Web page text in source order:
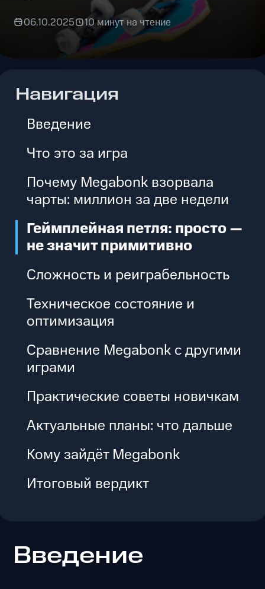
06.10.2025 10 минут на чтение
Навигация
Введение
Что это за игра
Почему Megabonk взорвала
чарты: миллион за две недели
Геймплейная петля: просто —
не значит примитивно
Сложность и реиграбельность
Техническое состояние и
оптимизация
Сравнение Megabonk с другими
играми
Практические советы новичкам
Актуальные планы: что дальше
Кому зайдёт Megabonk
Итоговый вердикт
Введение